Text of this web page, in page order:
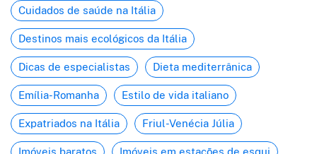
Cuidados de saúde na Itália
Destinos mais ecológicos da Itália
Dicas de especialistas Dieta mediterrânica
Emília-Romanha Estilo de vida italiano
Expatriados na Itália Friul-Venécia Júlia